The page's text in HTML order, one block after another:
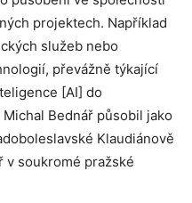
projektech. Například
služeb nebo
převážně týkající
[AI] do
Bednář působil jako
Klaudiánově
v soukromé pražské